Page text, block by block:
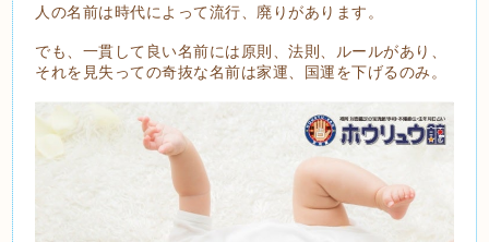
人の名前は時代によって流行、廃りがあります。
でも、一貫して良い名前には原則、法則、ルールがあり、
それを見失っての奇抜な名前は家運、国運を下げるのみ。